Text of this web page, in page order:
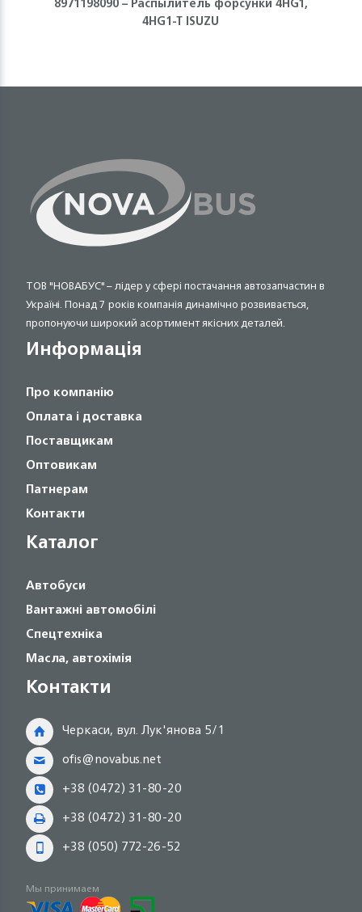
4HG1-T ISUZU
ТОВ "НОВАБУС" – лідер у сфері постачання автозапчастин в
Україні. Понад 7 років компанія динамічно розвивається,
пропонуючи широкий асортимент якісних деталей.
Информація
Про компанію
Оплата і доставка
Поставщикам
Оптовикам
Патнерам
Контакти
Каталог
Автобуси
Вантажні автомобілі
Спецтехніка
Масла, автохімія
Контакти
Черкаси, вул. Лук'янова 5/1
ofis@novabus.net
+38 (0472) 31-80-20
+38 (0472) 31-80-20
+38 (050) 772-26-52
Мы принимаем